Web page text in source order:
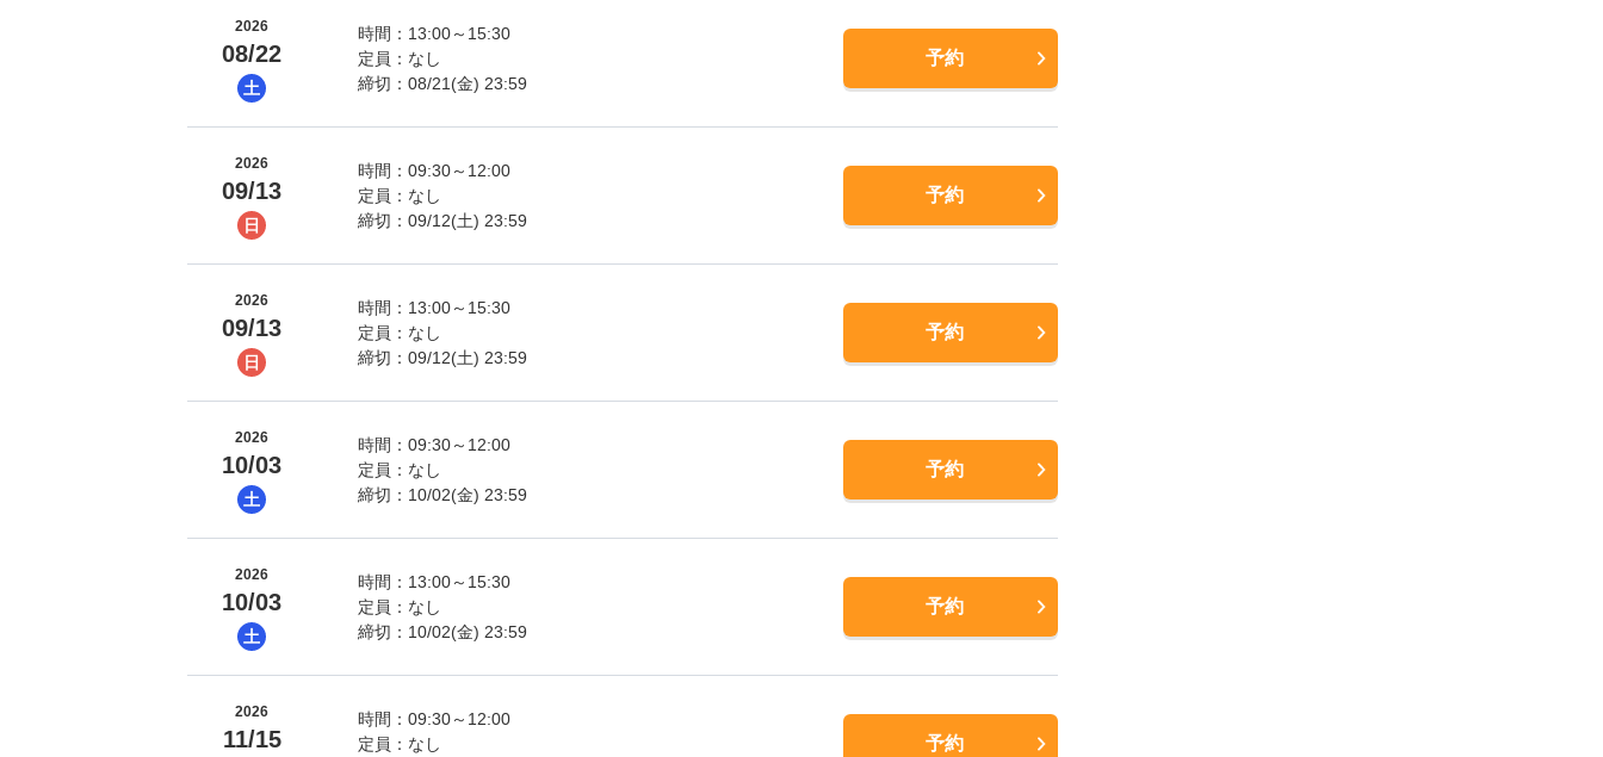
2026
08/22
土
時間：13:00～15:30
定員：なし
締切：08/21(金) 23:59
予約
2026
09/13
日
時間：09:30～12:00
定員：なし
締切：09/12(土) 23:59
予約
2026
09/13
日
時間：13:00～15:30
定員：なし
締切：09/12(土) 23:59
予約
2026
10/03
土
時間：09:30～12:00
定員：なし
締切：10/02(金) 23:59
予約
2026
10/03
土
時間：13:00～15:30
定員：なし
締切：10/02(金) 23:59
予約
2026
11/15
時間：09:30～12:00
定員：なし
予約